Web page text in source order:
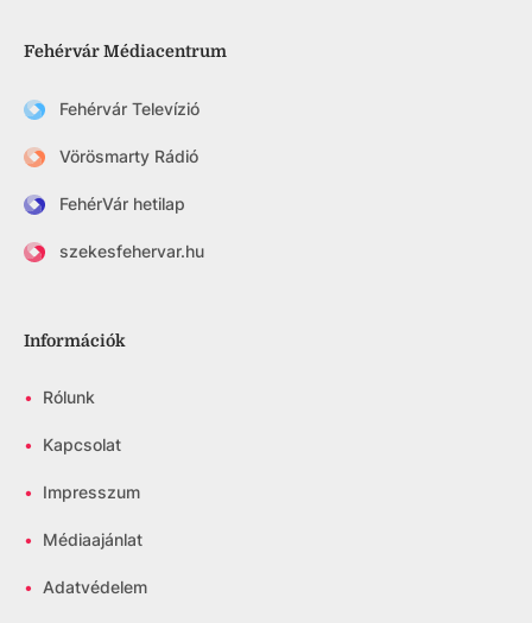
Fehérvár Médiacentrum
Fehérvár Televízió
Vörösmarty Rádió
FehérVár hetilap
szekesfehervar.hu
Információk
• Rólunk
• Kapcsolat
• Impresszum
• Médiaajánlat
• Adatvédelem